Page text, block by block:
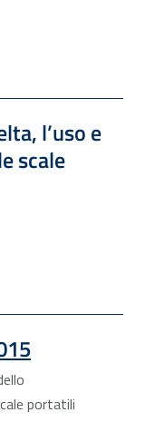
l’uso e
scale
522.70 kB
portatili